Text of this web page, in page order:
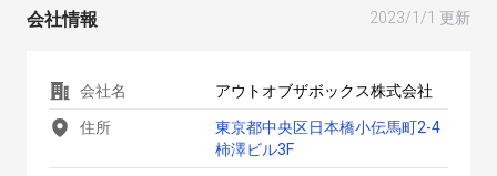
会社情報 2023/1/1 更新
会社名 アウトオブザボックス株式会社
住所
東京都中央区日本橋小伝馬町2-4
柿澤ビル3F